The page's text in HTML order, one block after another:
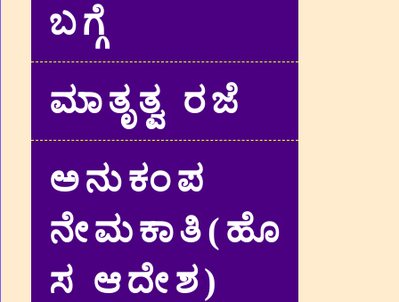
ಬಗ್ಗೆ
ಮಾತೃತ್ವ ರಜೆ
ಅನುಕಂಪ
ನೇಮಕಾತಿ(ಹೊ
ಸ ಆದೇಶ)